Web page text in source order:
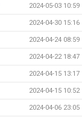
2024-05-03 10:59
2024-04-30 15:16
2024-04-24 08:59
2024-04-22 18:47
2024-04-15 13:17
2024-04-15 10:52
2024-04-06 23:05